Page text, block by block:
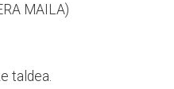
MAILA)
taldea.